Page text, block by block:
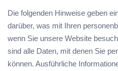
Die folgenden Hinweise geben
darüber, was mit Ihren
wenn Sie unsere Website
sind alle Daten, mit denen Sie
können. Ausführliche